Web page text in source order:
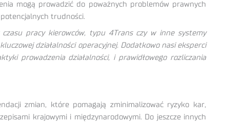
mogą prowadzić do poważnych problemów prawnych
trudności.
pracy kierowców, typu 4Trans czy w inne systemy
działalności operacyjnej. Dodatkowo nasi eksperci
prowadzenia działalności, i prawidłowego rozliczania
zmian, które pomagają zminimalizować ryzyko kar,
krajowymi i międzynarodowymi. Do jeszcze innych